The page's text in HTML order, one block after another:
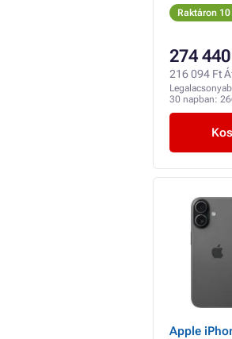
Raktáron
274
216 094 Ft
30 napban:
Apple